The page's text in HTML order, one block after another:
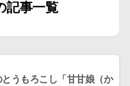
記事一覧
うもろこし「甘甘娘（か